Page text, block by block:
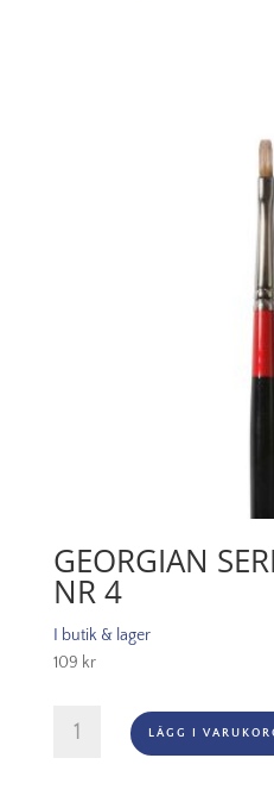
GEORGIAN
NR 4
I butik & lager
109 kr
Series
LÄGG I